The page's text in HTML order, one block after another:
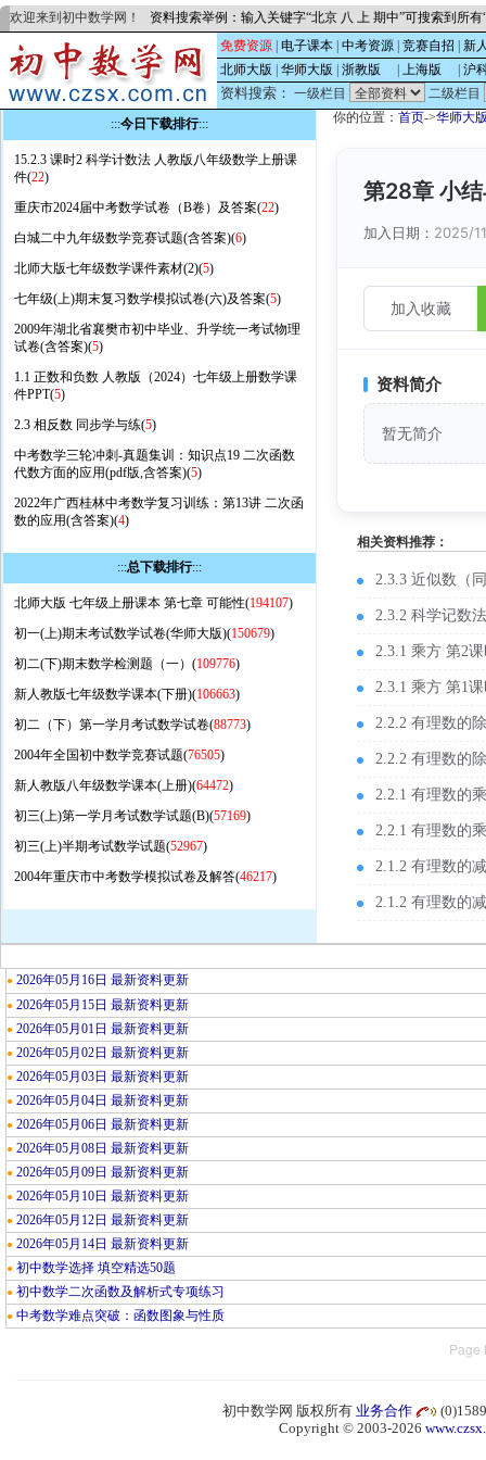
欢迎来到初中数学网！ 资料搜索举例：输入关键字“北京 八 上 期中”可搜索到所
免费资源 电子课本 中考资源 竞赛自招
新
北师大版
华师大版 浙教版 上海版 沪
资料搜索： 一级栏目
二级栏目
:::今日下载排行:::
15.2.3 课时2 科学计数法 人教版八年级数学上册课
件(22)
重庆市2024届中考数学试卷（B卷）及答案(22)
白城二中九年级数学竞赛试题(含答案)(6)
北师大版七年级数学课件素材(2)(5)
七年级(上)期末复习数学模拟试卷(六)及答案(5)
2009年湖北省襄樊市初中毕业、升学统一考试物理
试卷(含答案)(5)
1.1 正数和负数 人教版（2024）七年级上册数学课
件PPT(5)
2.3 相反数 同步学与练(5)
中考数学三轮冲刺-真题集训：知识点19 二次函数
代数方面的应用(pdf版,含答案)(5)
2022年广西桂林中考数学复习训练：第13讲 二次函
数的应用(含答案)(4)
:::总下载排行:::
北师大版 七年级上册课本 第七章 可能性(194107)
初一(上)期末考试数学试卷(华师大版)(150679)
初二(下)期末数学检测题（一）(109776)
新人教版七年级数学课本(下册)(106663)
初二（下）第一学月考试数学试卷(88773)
2004年全国初中数学竞赛试题(76505)
新人教版八年级数学课本(上册)(64472)
初三(上)第一学月考试数学试题(B)(57169)
初三(上)半期考试数学试题(52967)
2004年重庆市中考数学模拟试卷及解答(46217)
你的位置： 首页->华师大
第28章 小
加入日期： 2025/
加入收藏
资料简介
暂无简介
相关资料推荐：
2.3.3 近似数（
2.3.2 科学记数
2.3.1 乘方 第2
2.3.1 乘方 第1
2.2.2 有理数的
2.2.2 有理数的
2.2.1 有理数的
2.2.1 有理数的
2.1.2 有理数的
2.1.2 有理数的
● 2026年05月16日 最新资料更新
● 2026年05月15日 最新资料更新
● 2026年05月01日 最新资料更新
● 2026年05月02日 最新资料更新
● 2026年05月03日 最新资料更新
● 2026年05月04日 最新资料更新
● 2026年05月06日 最新资料更新
● 2026年05月08日 最新资料更新
● 2026年05月09日 最新资料更新
● 2026年05月10日 最新资料更新
● 2026年05月12日 最新资料更新
● 2026年05月14日 最新资料更新
● 初中数学选择 填空精选50题
● 初中数学二次函数及解析式专项练习
● 中考数学难点突破：函数图象与性质
Page
初中数学网 版权所有 业务合作
Copyright © 2003-2026